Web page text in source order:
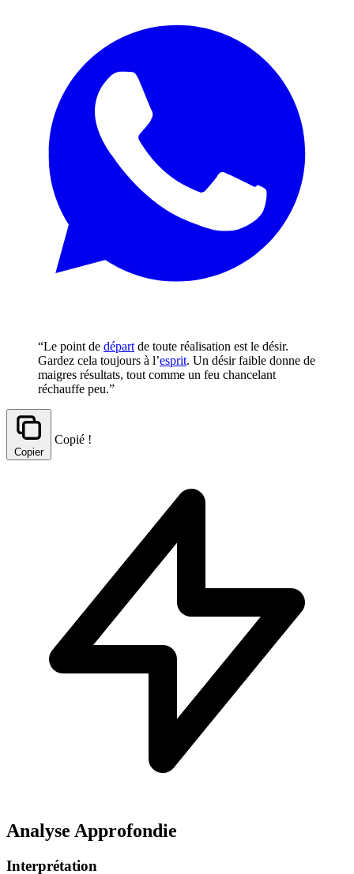
“Le point de départ de toute réalisation est le désir.
Gardez cela toujours à l’esprit. Un désir faible donne de
maigres résultats, tout comme un feu chancelant
réchauffe peu.”
Copier
Copié !
Analyse Approfondie
Interprétation